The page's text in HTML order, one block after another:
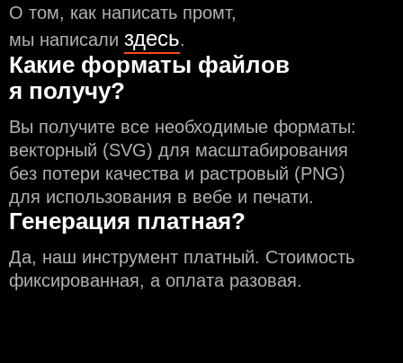
О том, как написать промт,
мы написали здесь.
Какие форматы файлов
я получу?
Вы получите все необходимые форматы:
векторный (SVG) для масштабирования
без потери качества и растровый (PNG)
для использования в вебе и печати.
Генерация платная?
Да, наш инструмент платный. Стоимость
фиксированная, а оплата разовая.